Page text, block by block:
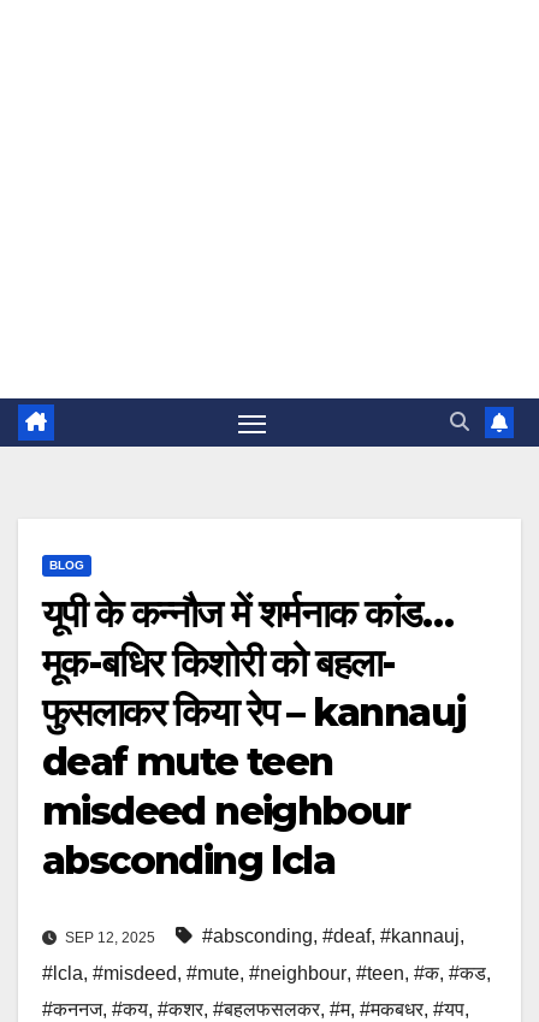
BLOG
यूपी के कन्नौज में शर्मनाक कांड…
मूक-बधिर किशोरी को बहला-
फुसलाकर किया रेप – kannauj
deaf mute teen
misdeed neighbour
absconding lcla
SEP 12, 2025 #absconding, #deaf, #kannauj,
#lcla, #misdeed, #mute, #neighbour, #teen, #क, #कड,
#कननज, #कय, #कशर, #बहलफसलकर, #म, #मकबधर, #यप,